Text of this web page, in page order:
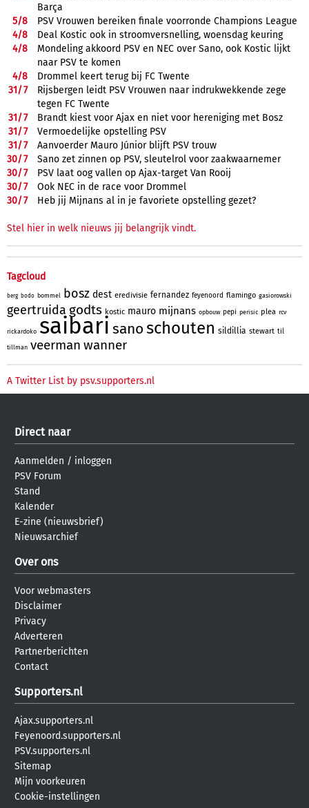
Barça
5/8
PSV Vrouwen bereiken finale voorronde Champions League
4/8
Deal Kostic ook in stroomversnelling, woensdag keuring
4/8
Mondeling akkoord PSV en NEC over Sano, ook Kostic lijkt
naar PSV te komen
4/8
Drommel keert terug bij FC Twente
31/7
Rijsbergen leidt PSV Vrouwen naar indrukwekkende zege
tegen FC Twente
31/7
Brandt kiest voor Ajax en niet voor hereniging met Bosz
31/7
Vermoedelijke opstelling PSV
31/7
Aanvoerder Mauro Júnior blijft PSV trouw
30/7
Sano zet zinnen op PSV, sleutelrol voor zaakwaarnemer
30/7
PSV laat oog vallen op Ajax-target Van Rooij
30/7
Ook NEC in de race voor Drommel
30/7 Heb jij Mijnans al in je favoriete opstelling gezet?
Stel hier in welk nieuws jij belangrijk vindt.
Tagcloud
berg bodo bommel bosz dest eredivisie fernandez feyenoord flamingo gasiorowski
geertruida godts kostic mauro mijnans opbouw pepi perisic plea rcv
rickardoko saibari sanoschouten sildillia stewart til
tillman veerman wanner
A Twitter List by psv.supporters.nl
Direct naar
Aanmelden / inloggen
PSV Forum
Stand
Kalender
E-zine (nieuwsbrief)
Nieuwsarchief
Over ons
Voor webmasters
Disclaimer
Privacy
Adverteren
Partnerberichten
Contact
Supporters.nl
Ajax.supporters.nl
Feyenoord.supporters.nl
PSV.supporters.nl
Sitemap
Mijn voorkeuren
Cookie-instellingen